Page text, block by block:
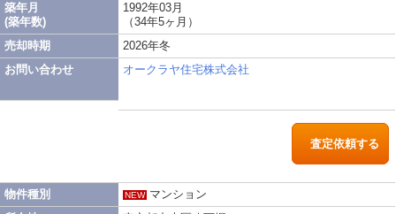
築年月
(築年数)
売却時期
お問い合わせ
1992年03月
（34年5ヶ月）
2026年冬
オークラヤ住宅株式会社
査定依頼する
物件種別
NEW マンション